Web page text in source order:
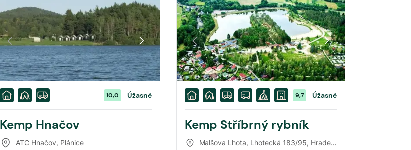
10,0 Úžasné
Kemp Hnačov
ATC Hnačov, Plánice
9,7 Úžasné
Kemp Stříbrný rybník
Malšova Lhota, Lhotecká 183/95, Hradec Králové